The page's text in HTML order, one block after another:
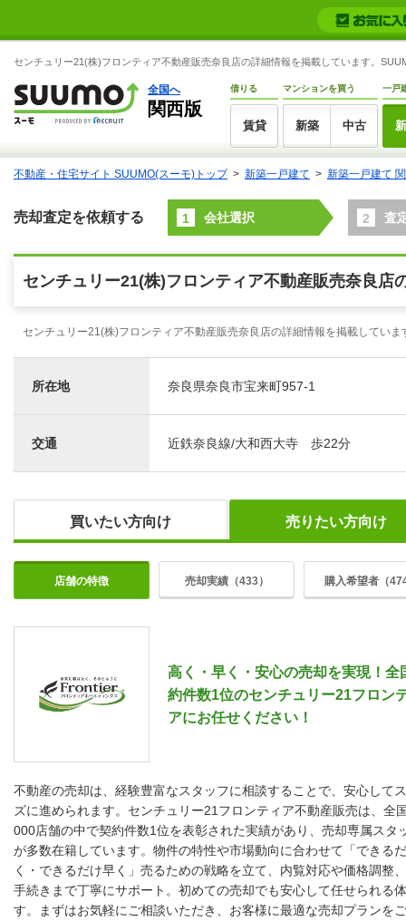
センチュリー21(株)フロンティア不動産販売奈良店の詳細情報を掲載しています。
全国へ
関西版
借りる
賃貸
マンションを買う
新築 中古
一戸
不動産・住宅サイト SUUMO(スーモ)トップ 新築一戸建て 新築一戸建て
売却査定を依頼する 1 会社選択 2 査
センチュリー21(株)フロンティア不動産販売奈良店
センチュリー21(株)フロンティア不動産販売奈良店の詳細情報を掲載してい
所在地 奈良県奈良市宝来町957-1
交通 近鉄奈良線/大和西大寺 歩22分
買いたい方向け 売りたい方向け
店舗の特徴 売却実績（433） 購入希望者（
高く・早く・安心の売却を実現！全
約件数1位のセンチュリー21フロン
アにお任せください！
不動産の売却は、経験豊富なスタッフに相談することで、安心して
ズに進められます。センチュリー21フロンティア不動産販売は、全
000店舗の中で契約件数1位を表彰された実績があり、売却専属スタ
が多数在籍しています。物件の特性や市場動向に合わせて「できる
く・できるだけ早く」売るための戦略を立て、内覧対応や価格調整
手続きまで丁寧にサポート。初めての売却でも安心して任せられる
す。まずはお気軽にご相談いただき、お客様に最適な売却プランを
店内の様子